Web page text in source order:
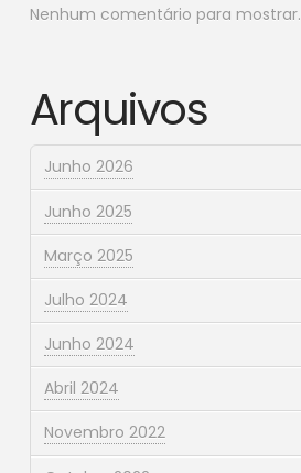
Nenhum comentário para mostrar.
Arquivos
Junho 2026
Junho 2025
Março 2025
Julho 2024
Junho 2024
Abril 2024
Novembro 2022